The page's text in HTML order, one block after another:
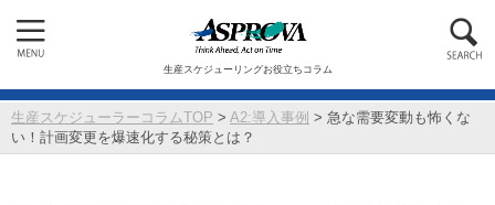
生産スケジューリングお役立ちコラム
生産スケジューラーコラムTOP > A2:導入事例 > 急な需要変動も怖くな
い！計画変更を爆速化する秘策とは？